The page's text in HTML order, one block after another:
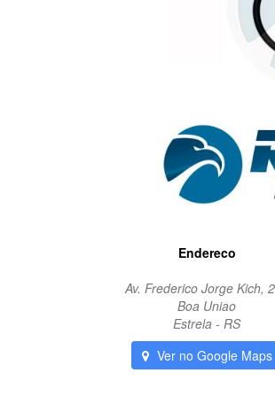
Endereco
Av. Frederico Jorge Kich,
Boa Uniao
Estrela - RS
Ver no Google Maps